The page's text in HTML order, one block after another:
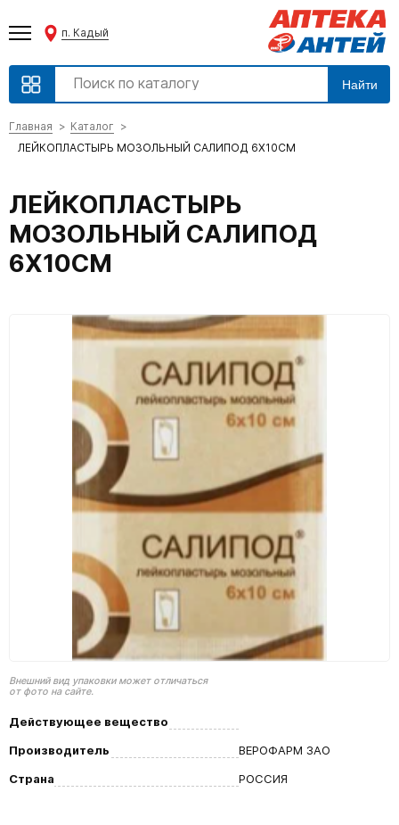
п. Кадый
Найти
Главная
Каталог
ЛЕЙКОПЛАСТЫРЬ МОЗОЛЬНЫЙ САЛИПОД 6Х10СМ
ЛЕЙКОПЛАСТЫРЬ
МОЗОЛЬНЫЙ САЛИПОД
6Х10СМ
Внешний вид упаковки может отличаться
от фото на сайте.
Действующее вещество
Производитель
ВЕРОФАРМ ЗАО
Страна
РОССИЯ